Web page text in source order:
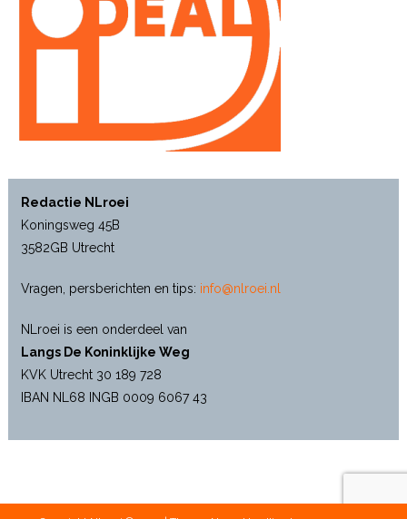
Redactie NLroei
Koningsweg 45B
3582GB Utrecht
Vragen, persberichten en tips: info@nlroei.nl
NLroei is een onderdeel van
Langs De Koninklijke Weg
KVK Utrecht 30 189 728
IBAN NL68 INGB 0009 6067 43